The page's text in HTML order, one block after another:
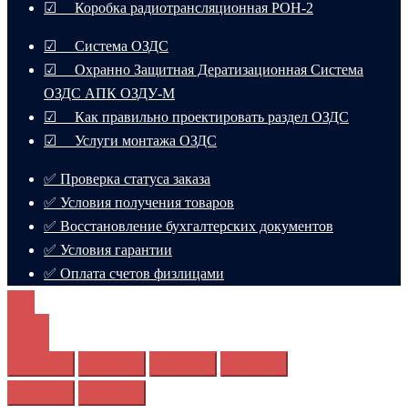
☑ Коробка радиотрансляционная РОН-2
☑ Система ОЗДС
☑ Охранно Защитная Дератизационная Система
ОЗДС АПК ОЗДУ-М
☑ Как правильно проектировать раздел ОЗДС
☑ Услуги монтажа ОЗДС
✅ Проверка статуса заказа
✅ Условия получения товаров
✅ Восстановление бухгалтерских документов
✅ Условия гарантии
✅ Оплата счетов физлицами